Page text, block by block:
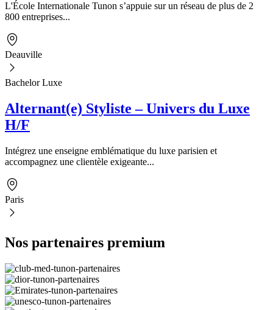
L'École Internationale Tunon s’appuie sur un réseau de plus de 2
800 entreprises...
Deauville
Bachelor Luxe
Alternant(e) Styliste – Univers du Luxe
H/F
Intégrez une enseigne emblématique du luxe parisien et
accompagnez une clientèle exigeante...
Paris
Nos partenaires premium